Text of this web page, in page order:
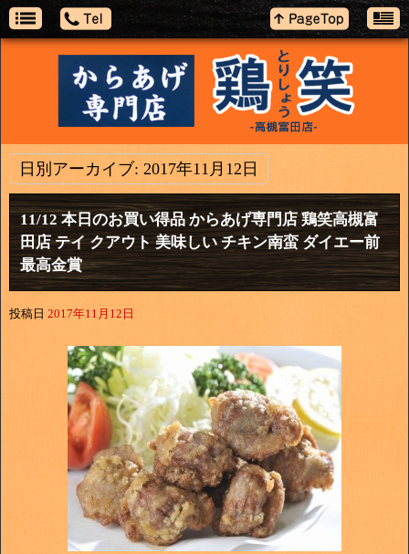
日別アーカイブ: 2017年11月12日
11/12 本日のお買い得品 からあげ専門店 鶏笑高槻富
田店 テイ クアウト 美味しい チキン南蛮 ダイエー前
最高金賞
投稿日 2017年11月12日